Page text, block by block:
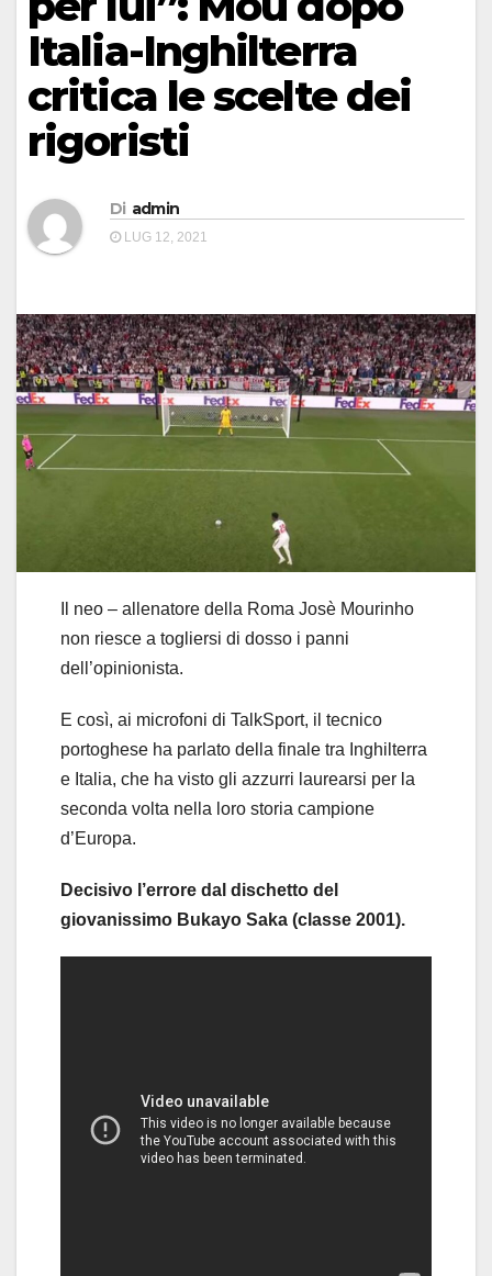
Italia-Inghilterra
critica le scelte dei
rigoristi
Di admin
LUG 12, 2021
Il neo – allenatore della Roma Josè Mourinho
non riesce a togliersi di dosso i panni
dell’opinionista.
E così, ai microfoni di TalkSport, il tecnico
portoghese ha parlato della finale tra Inghilterra
e Italia, che ha visto gli azzurri laurearsi per la
seconda volta nella loro storia campione
d’Europa.
Decisivo l’errore dal dischetto del
giovanissimo Bukayo Saka (classe 2001).